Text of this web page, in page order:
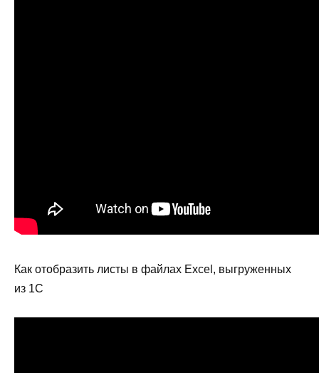
Как отобразить листы в файлах Excel, выгруженных
из 1С